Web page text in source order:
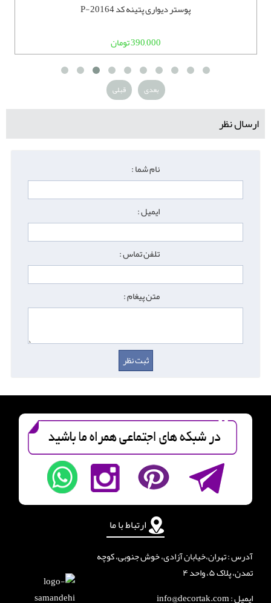
پوستر دیواری پتینه کد P-20164
390,000 تومان
قبلی بعدی
ارسال نظر
نام شما :
ایمیل :
تلفن تماس :
متن پیغام :
ارتباط با ما
آدرس : تهران،خیابان آزادی، خوش جنوبی، کوچه
تمدن، پلاک ۵، واحد ۴
ایمیل : info@decortak.com